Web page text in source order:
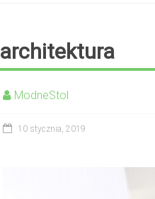
architektura
ModneStol
10 stycznia, 2019